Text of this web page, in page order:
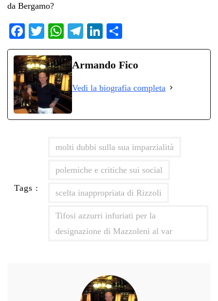
da Bergamo?
Fa
ce
bo
ok
T
wi
tte
r
W
ha
ts
A
pp
Te
le
gr
m
Li
nk
ed
on
di
di
Armando Fico
Vedi la biografia completa
Tags :
molti dubbi sulla sua imparzialità
polemiche e critiche sui social
scelta inappropriata di Rizzoli
Tifosi azzurri infuriati per la
designazione di Mazzoleni al var